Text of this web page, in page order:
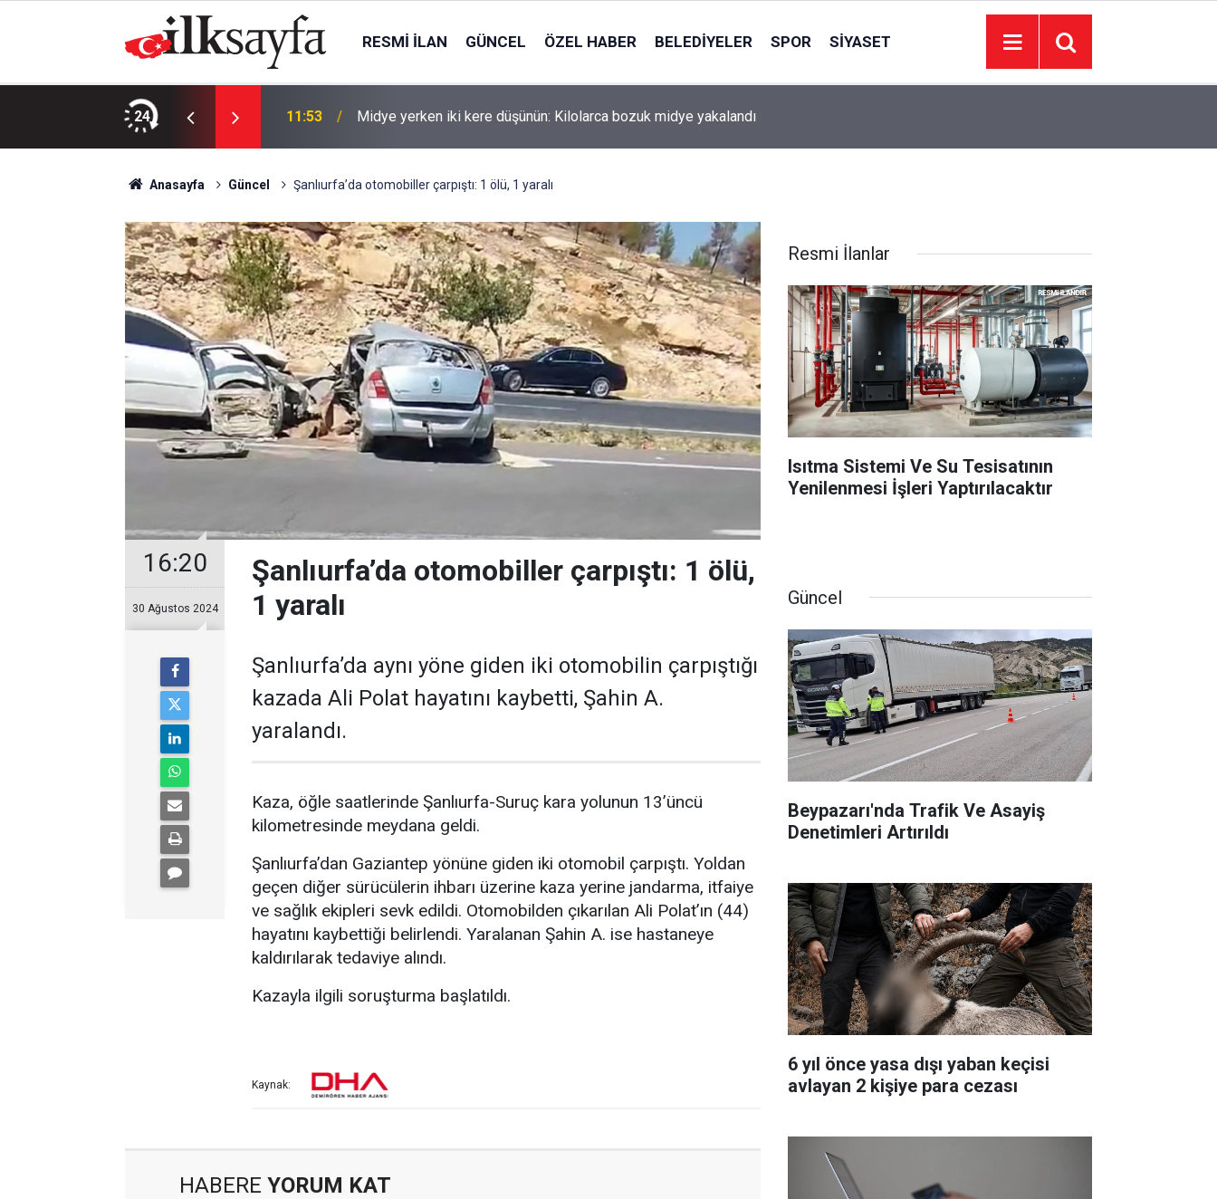
RESMI İLAN GÜNCEL ÖZEL HABER BELEDIYELER SPOR SIYASET
24 11:53 Midye yerken iki kere düşünün: Kilolarca bozuk midye yakalandı
Anasayfa Güncel Şanlıurfa’da otomobiller çarpıştı: 1 ölü, 1 yaralı
16:20
30 Ağustos 2024
Şanlıurfa’da otomobiller çarpıştı: 1 ölü,
1 yaralı
Şanlıurfa’da aynı yöne giden iki otomobilin çarpıştığı
kazada Ali Polat hayatını kaybetti, Şahin A.
yaralandı.
Kaza, öğle saatlerinde Şanlıurfa-Suruç kara yolunun 13’üncü
kilometresinde meydana geldi.
Şanlıurfa’dan Gaziantep yönüne giden iki otomobil çarpıştı. Yoldan
geçen diğer sürücülerin ihbarı üzerine kaza yerine jandarma, itfaiye
ve sağlık ekipleri sevk edildi. Otomobilden çıkarılan Ali Polat’ın (44)
hayatını kaybettiği belirlendi. Yaralanan Şahin A. ise hastaneye
kaldırılarak tedaviye alındı.
Kazayla ilgili soruşturma başlatıldı.
Kaynak:
HABERE YORUM KAT
Resmi İlanlar
Isıtma Sistemi Ve Su Tesisatının
Yenilenmesi İşleri Yaptırılacaktır
Güncel
Beypazarı'nda Trafik Ve Asayiş
Denetimleri Artırıldı
6 yıl önce yasa dışı yaban keçisi
avlayan 2 kişiye para cezası